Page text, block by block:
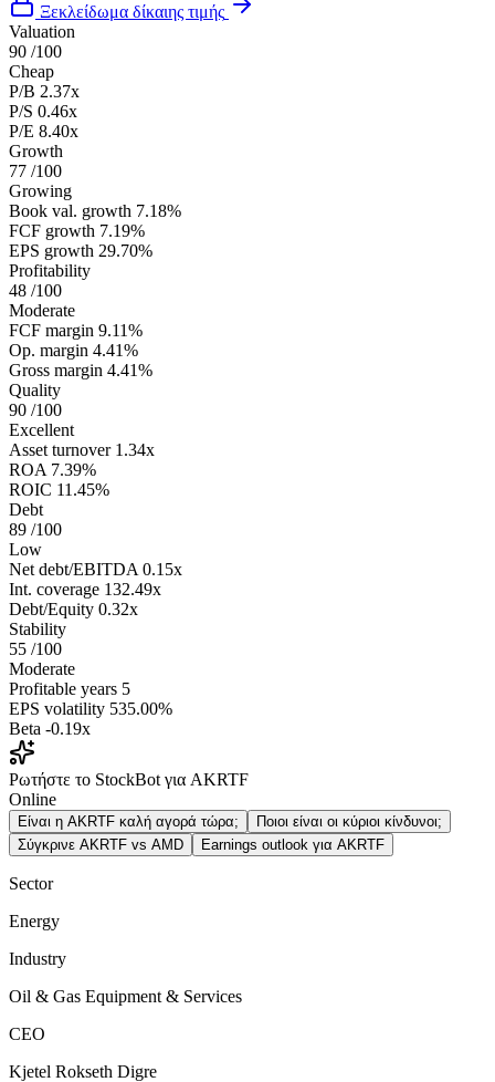
Ξεκλείδωμα δίκαιης τιμής
Valuation
90 /100
Cheap
P/B 2.37x
P/S 0.46x
P/E 8.40x
Growth
77 /100
Growing
Book val. growth 7.18%
FCF growth 7.19%
EPS growth 29.70%
Profitability
48 /100
Moderate
FCF margin 9.11%
Op. margin 4.41%
Gross margin 4.41%
Quality
90 /100
Excellent
Asset turnover 1.34x
ROA 7.39%
ROIC 11.45%
Debt
89 /100
Low
Net debt/EBITDA 0.15x
Int. coverage 132.49x
Debt/Equity 0.32x
Stability
55 /100
Moderate
Profitable years 5
EPS volatility 535.00%
Beta -0.19x
Ρωτήστε το StockBot για AKRTF
Online
Είναι η AKRTF καλή αγορά τώρα;
Ποιοι είναι οι κύριοι κίνδυνοι;
Σύγκρινε AKRTF vs AMD
Earnings outlook για AKRTF
Sector
Energy
Industry
Oil & Gas Equipment & Services
CEO
Kjetel Rokseth Digre